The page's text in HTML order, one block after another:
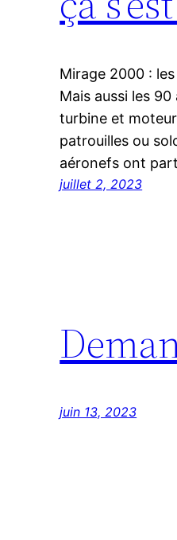
Mirage 2000 :
Mais aussi les
turbine et
patrouilles ou
aéronefs ont
juillet 2, 2023
juin 13, 2023